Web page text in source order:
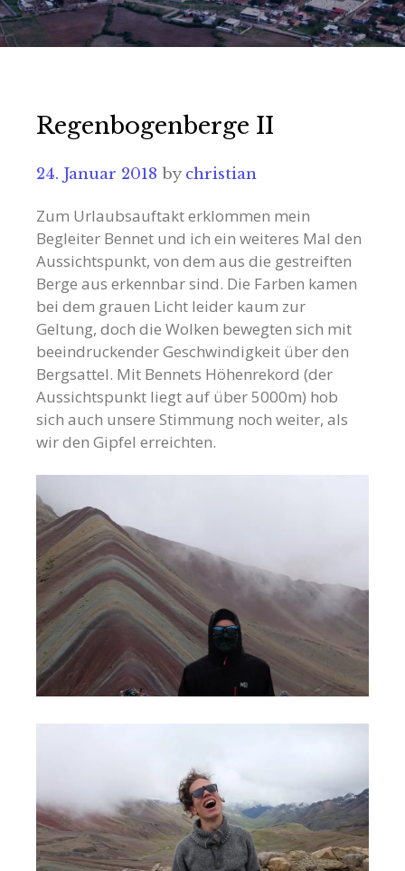
Regenbogenberge II
24. Januar 2018 bychristian
Zum Urlaubsauftakt erklommen mein
Begleiter Bennet und ich ein weiteres Mal den
Aussichtspunkt, von dem aus die gestreiften
Berge aus erkennbar sind. Die Farben kamen
bei dem grauen Licht leider kaum zur
Geltung, doch die Wolken bewegten sich mit
beeindruckender Geschwindigkeit über den
Bergsattel. Mit Bennets Höhenrekord (der
Aussichtspunkt liegt auf über 5000m) hob
sich auch unsere Stimmung noch weiter, als
wir den Gipfel erreichten.